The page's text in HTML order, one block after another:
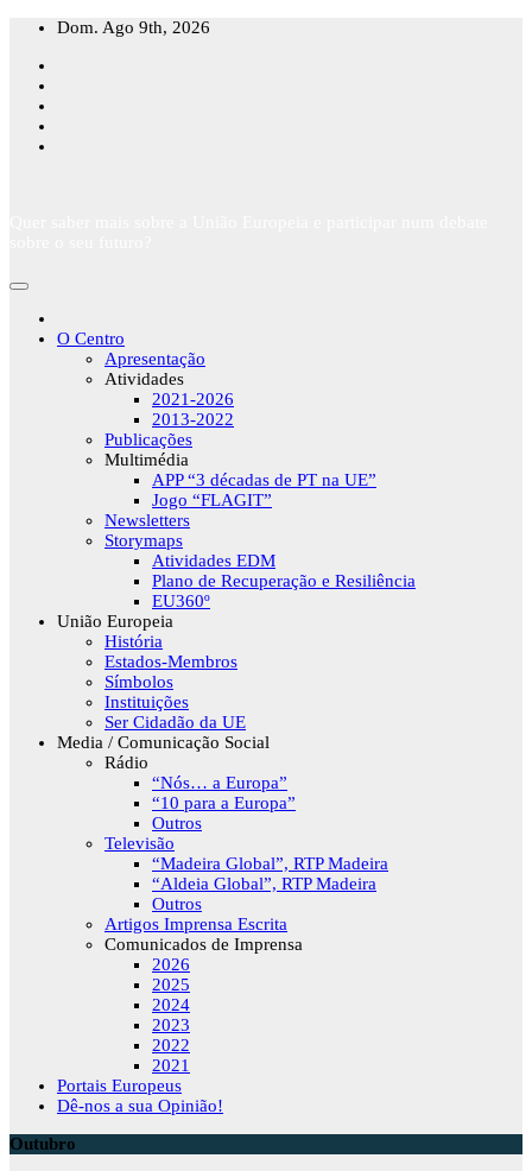
Skip
content
Dom. Ago 9th, 2026
O Centro
Apresentação
Atividades
2021-2026
2013-2022
Publicações
Multimédia
APP “3 décadas de PT na UE”
Jogo “FLAGIT”
Newsletters
Storymaps
Atividades EDM
Plano de Recuperação e Resiliência
EU360º
União Europeia
História
Estados-Membros
Símbolos
Instituições
Ser Cidadão da UE
Media / Comunicação Social
Rádio
“Nós… a Europa”
“10 para a Europa”
Outros
Televisão
“Madeira Global”, RTP Madeira
“Aldeia Global”, RTP Madeira
Outros
Artigos Imprensa Escrita
Comunicados de Imprensa
2026
2025
2024
2023
2022
2021
Portais Europeus
Dê-nos a sua Opinião!
Outubro